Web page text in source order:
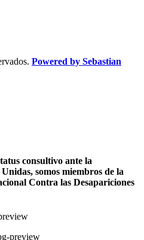
Powered by Sebastian
consultivo ante la
somos miembros de la
Contra las Desapariciones